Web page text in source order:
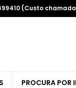
(Custo
PROCURA POR